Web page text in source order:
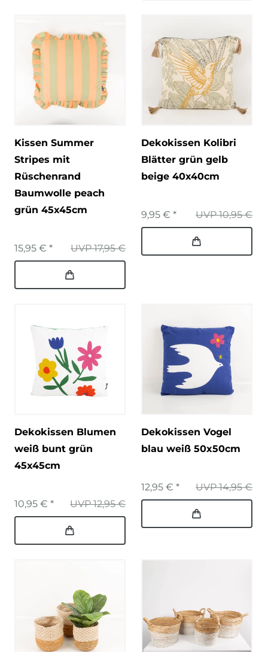
Kissen Summer
Stripes mit
Rüschenrand
Baumwolle peach
grün 45x45cm
UVP 17,95 €
15,95 € *
Dekokissen Kolibri
Blätter grün gelb
beige 40x40cm
UVP 10,95 €
9,95 € *
Dekokissen Blumen
weiß bunt grün
45x45cm
UVP 12,95 €
10,95 € *
Dekokissen Vogel
blau weiß 50x50cm
UVP 14,95 €
12,95 € *